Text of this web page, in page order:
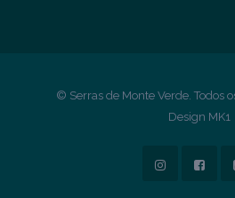
© Serras de Monte Verde. Todos
Design MK1